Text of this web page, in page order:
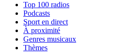
Top 100 radios
Podcasts
Sport en direct
À proximité
Genres musicaux
Thèmes